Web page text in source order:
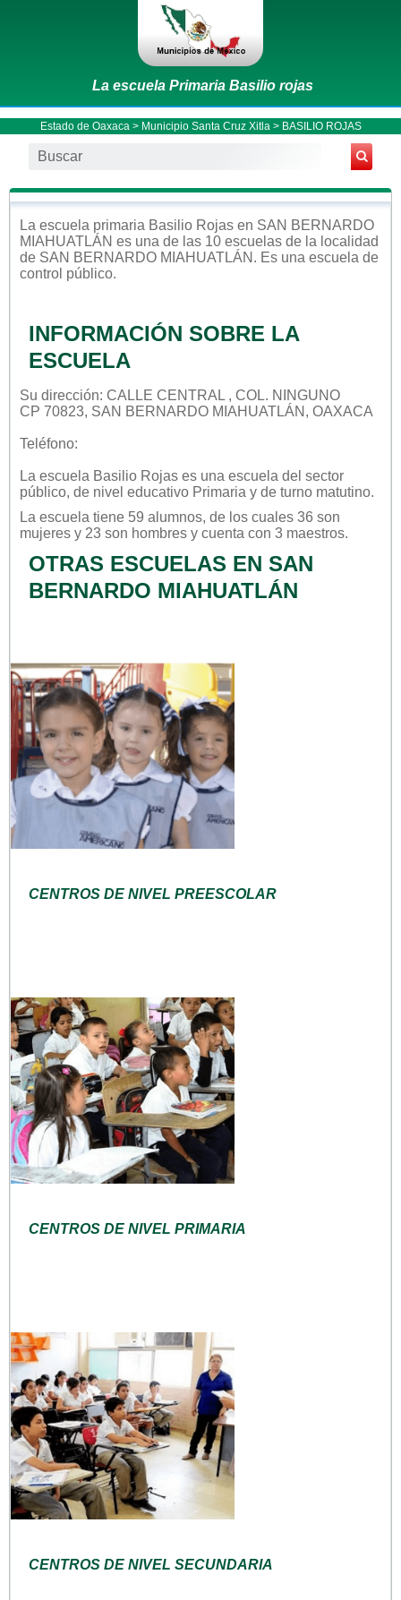
La escuela Primaria Basilio rojas
Estado de Oaxaca > Municipio Santa Cruz Xitla > BASILIO ROJAS
La escuela primaria Basilio Rojas en SAN BERNARDO
MIAHUATLÁN es una de las 10 escuelas de la localidad
de SAN BERNARDO MIAHUATLÁN . Es una escuela de
control público.
INFORMACIÓN SOBRE LA
ESCUELA
Su dirección: CALLE CENTRAL , COL. NINGUNO
CP 70823, SAN BERNARDO MIAHUATLÁN, OAXACA
Teléfono:
La escuela Basilio Rojas es una escuela del sector
público, de nivel educativo Primaria y de turno matutino.
La escuela tiene 59 alumnos, de los cuales 36 son
mujeres y 23 son hombres y cuenta con 3 maestros.
OTRAS ESCUELAS EN SAN
BERNARDO MIAHUATLÁN
CENTROS DE NIVEL PREESCOLAR
CENTROS DE NIVEL PRIMARIA
CENTROS DE NIVEL SECUNDARIA